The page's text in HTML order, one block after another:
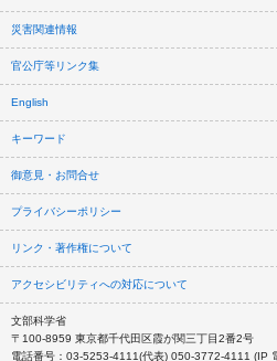
災害関連情報
官公庁等リンク集
English
キーワード
御意見・お問合せ
プライバシーポリシー
リンク・著作権について
アクセシビリティへの対応について
文部科学省
〒100-8959 東京都千代田区霞が関三丁目2番2号
電話番号：03-5253-4111(代表) 050-3772-4111 (IP